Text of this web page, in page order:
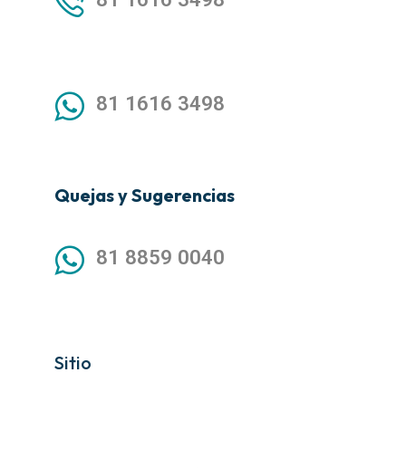
81 1616 3498
Quejas y Sugerencias
81 8859 0040
Sitio